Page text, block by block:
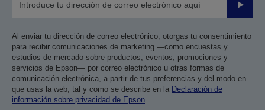
Enviar
Al enviar tu dirección de correo electrónico, otorgas tu consentimiento
para recibir comunicaciones de marketing —como encuestas y
estudios de mercado sobre productos, eventos, promociones y
servicios de Epson— por correo electrónico u otras formas de
comunicación electrónica, a partir de tus preferencias y del modo en
que usas la web, tal y como se describe en la Declaración de
información sobre privacidad de Epson.